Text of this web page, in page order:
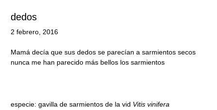
dedos
2 febrero, 2016
Mamá decía que sus dedos se parecían a sarmientos secos
nunca me han parecido más bellos los sarmientos
especie: gavilla de sarmientos de la vid Vitis vinifera